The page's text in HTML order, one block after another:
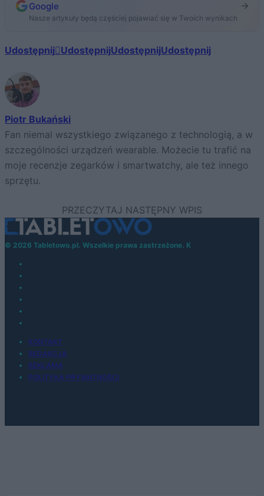
Google
Nasze artykuły będą częściej pojawiać się w Twoich wynikach
Udostępnij UdostępnijUdostępnijUdostępnij
Piotr Bukański
Fan niemal wszystkiego związanego z technologią, a w
szczególności urządzeń wearable. Możecie tu trafić na
moje recenzje zegarków i smartwatchy, ale też innego
sprzętu.
© 2026 Tabletowo.pl. Wszelkie prawa zastrzeżone. K
KONTAKT
REDAKCJA
REKLAMA
POLITYKA PRYWATNOŚCI